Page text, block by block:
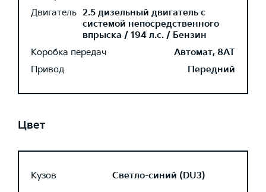
Двигатель 2.5 дизельный двигатель с
системой непосредственного
впрыска / 194 л.с. / Бензин
Коробка передач
Автомат, 8AT
Привод
Передний
Цвет
Кузов Светло-синий (DU3)